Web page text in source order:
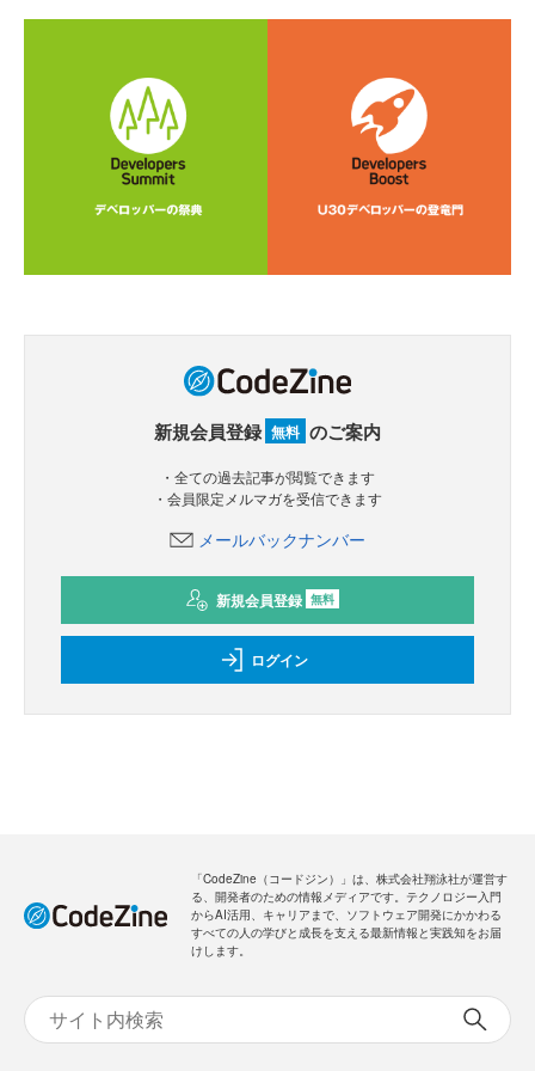
新規会員登録 無料 のご案内
・全ての過去記事が閲覧できます
・会員限定メルマガを受信できます
メールバックナンバー
新規会員登録 無料
ログイン
「CodeZine（コードジン）」は、株式会社翔泳社が運営す
る、開発者のための情報メディアです。テクノロジー入門
からAI活用、キャリアまで、ソフトウェア開発にかかわる
すべての人の学びと成長を支える最新情報と実践知をお届
けします。